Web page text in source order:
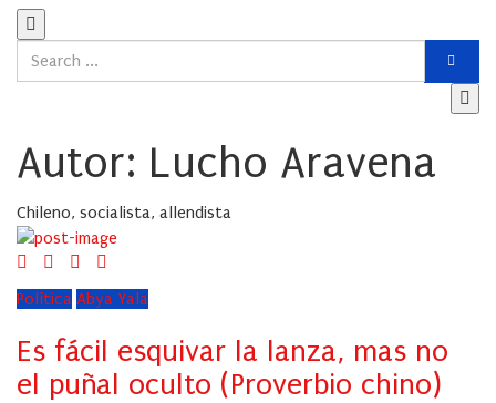
Autor: Lucho Aravena
Chileno, socialista, allendista
Política Abya Yala
Es fácil esquivar la lanza, mas no
el puñal oculto (Proverbio chino)